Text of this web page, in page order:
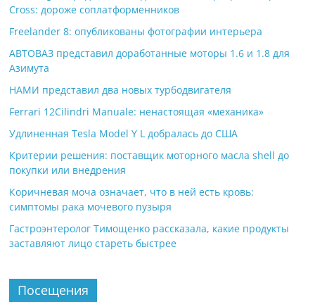
Cross: дороже соплатформенников
Freelander 8: опубликованы фотографии интерьера
АВТОВАЗ представил доработанные моторы 1.6 и 1.8 для
Азимута
НАМИ представил два новых турбодвигателя
Ferrari 12Cilindri Manuale: ненастоящая «механика»
Удлиненная Tesla Model Y L добралась до США
Критерии решения: поставщик моторного масла shell до
покупки или внедрения
Коричневая моча означает, что в ней есть кровь:
симптомы рака мочевого пузыря
Гастроэнтеролог Тимощенко рассказала, какие продукты
заставляют лицо стареть быстрее
Посещения